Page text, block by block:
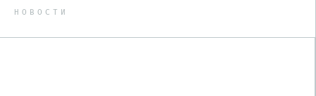
НОВОСТИ